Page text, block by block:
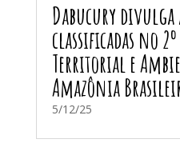
Dabucury divulga
classificadas no
Territorial e
Amazônia
5/12/25